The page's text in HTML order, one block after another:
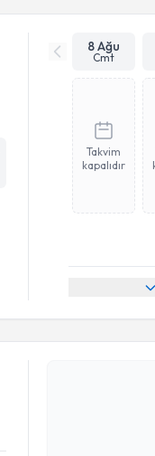
8 Ağu
Cmt
Takvim
kapalıdır
Randevu Takvimi
Uzm. Dr. Özlem